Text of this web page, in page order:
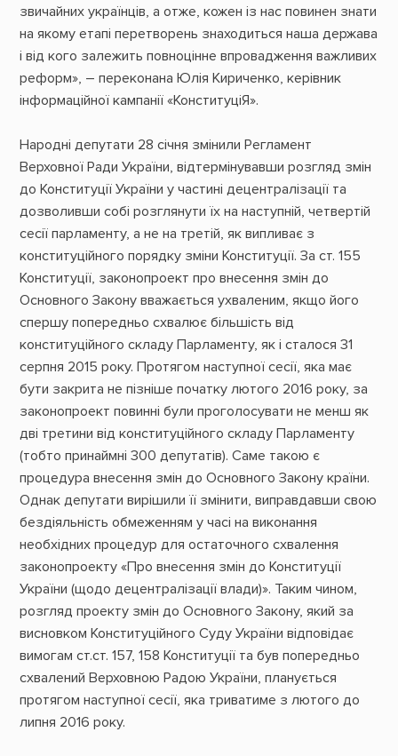
звичайних українців, а отже, кожен із нас повинен знати
на якому етапі перетворень знаходиться наша держава
і від кого залежить повноцінне впровадження важливих
реформ», – переконана Юлія Кириченко, керівник
інформаційної кампанії «КонституціЯ».
Народні депутати 28 січня змінили Регламент
Верховної Ради України, відтермінувавши розгляд змін
до Конституції України у частині децентралізації та
дозволивши собі розглянути їх на наступній, четвертій
сесії парламенту, а не на третій, як випливає з
конституційного порядку зміни Конституції. За ст. 155
Конституції, законопроект про внесення змін до
Основного Закону вважається ухваленим, якщо його
спершу попередньо схвалює більшість від
конституційного складу Парламенту, як і сталося 31
серпня 2015 року. Протягом наступної сесії, яка має
бути закрита не пізніше початку лютого 2016 року, за
законопроект повинні були проголосувати не менш як
дві третини від конституційного складу Парламенту
(тобто принаймні 300 депутатів). Саме такою є
процедура внесення змін до Основного Закону країни.
Однак депутати вирішили її змінити, виправдавши свою
бездіяльність обмеженням у часі на виконання
необхідних процедур для остаточного схвалення
законопроекту «Про внесення змін до Конституції
України (щодо децентралізації влади)». Таким чином,
розгляд проекту змін до Основного Закону, який за
висновком Конституційного Суду України відповідає
вимогам ст.ст. 157, 158 Конституції та був попередньо
схвалений Верховною Радою України, планується
протягом наступної сесії, яка триватиме з лютого до
липня 2016 року.